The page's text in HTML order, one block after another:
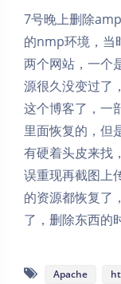
7号晚上删除
的nmp环境，当
两个网站，一个
源很久没变过了
这个博客了，一
里面恢复的，但
有硬着头皮来找
误重现再截图上
的资源都恢复了
了，删除东西的
Apache